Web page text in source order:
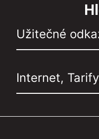
Užitečné
Internet,